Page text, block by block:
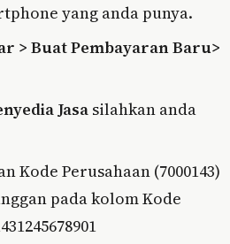
yang anda punya.
> Buat Pembayaran Baru>
Jasa silahkan anda
Kode Perusahaan (7000143)
pada kolom Kode